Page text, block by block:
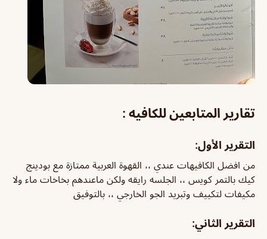
تقارير المتابعين للكافيه :
التقرير الأول:
من افضل الكافيهات عندي ،، القهوة العربية ممتازة مع بودينج
كيك بالتمر كويس ،، الجلسه رايقه ولكن ماعندهم بخاخات ماء ولا
مكيفات لتكييف وتبريد الجو الخارجي ،، بالتوفيق
التقرير الثاني: